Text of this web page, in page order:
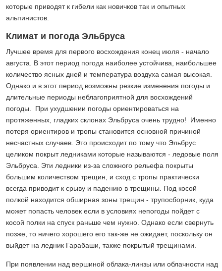
которые приводят к гибели как новичков так и опытных
альпинистов.
Климат и погода Эльбруса
Лучшее время для первого восхождения конец июля - начало
августа. В этот период погода наиболее устойчива, наибольшее
количество ясных дней и температура воздуха самая высокая.
Однако и в этот период возможны резкие изменения погоды и
длительные периоды неблагоприятной для восхождений
погоды. При ухудшении погоды ориентироваться на
протяженных, гладких склонах Эльбруса очень трудно! Именно
потеря ориентиров и тропы становится основной причиной
несчастных случаев. Это происходит по тому что Эльбрус
целиком покрыт ледниками которые называются - ледовые поля
Эльбруса. Эти ледники из-за сложного рельефа покрыты
большим количеством трещин, и сход с тропы практически
всегда приводит к срыву и падению в трещины. Под косой
полкой находится обширная зоны трещин - трупосборник, куда
может попасть человек если в условиях непогоды пойдет с
косой полки на спуск раньше чем нужно. Однако если свернуть
позже, то ничего хорошего его так-же не ожидает, поскольку он
выйдет на ледник Гарабаши, также покрытый трещинами.
При появлении над вершиной облака-линзы или облачности над